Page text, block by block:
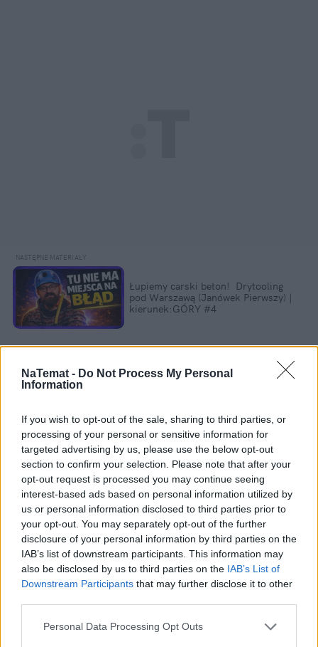
NaTemat - Do Not Process My Personal
Information
If you wish to opt-out of the sale, sharing to third parties, or
processing of your personal or sensitive information for
targeted advertising by us, please use the below opt-out
section to confirm your selection. Please note that after your
opt-out request is processed you may continue seeing
interest-based ads based on personal information utilized by
us or personal information disclosed to third parties prior to
your opt-out. You may separately opt-out of the further
disclosure of your personal information by third parties on the
IAB’s list of downstream participants. This information may
also be disclosed by us to third parties on the IAB’s List of
Downstream Participants that may further disclose it to other
Personal Data Processing Opt Outs
Łupiemy carski beton!  Drytooling
pod Warszawą (Janówek Pierwszy) |
kierunek:GÓRY #4
Za mniej niż 80 zł dostajemy nie tylko czysty,
przyjemny zapach do noszenia solo, ale także
chcesz pobawić się layeringiem, ale nie wiesz, od
czego zacząć – Pure Musk to idealna baza. Jest
uniwersalny, otulający i pasuje do każdego stylu
zapachowego.
Czy pachnie jak mydło? Trochę tak. Czy przypomina
krem Nivea? Zdecydowanie. Ale w świecie perfum
prostota czasami jest kluczem do największych
olśnień. Jeśli jeszcze go nie próbowałaś, koniecznie
daj mu szansę – może i ty odkryjesz w nim swoją
nową zapachową tajną broń.
REKLAMA